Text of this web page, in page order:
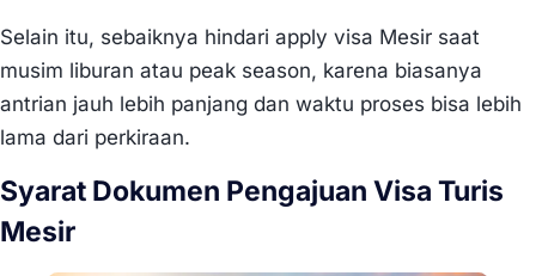
Selain itu, sebaiknya hindari apply visa Mesir saat
musim liburan atau peak season, karena biasanya
antrian jauh lebih panjang dan waktu proses bisa lebih
lama dari perkiraan.
Syarat Dokumen Pengajuan Visa Turis
Mesir